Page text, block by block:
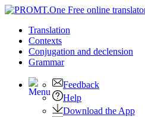
Translation
Contexts
Conjugation and declension
Grammar
Feedback
Help
Download the App